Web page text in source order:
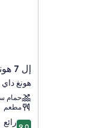
ومجففات شعر
إل
7
هونجداي
باي
لوت
هوتلز
إل 7 هونجداي باي لوت هوتلز
هونغ داي
حمام
مطعم
9.0 رائع